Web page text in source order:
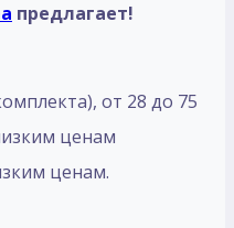
предлагает!
от 28 до 75
ценам
ценам.